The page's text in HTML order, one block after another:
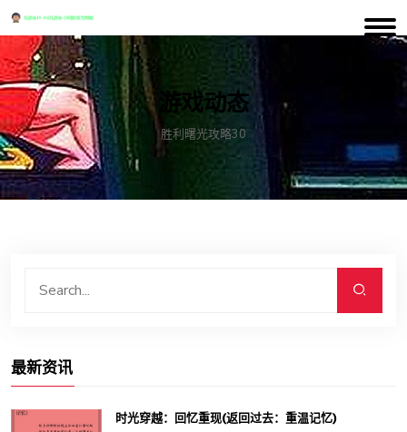
游戏动态
胜利曙光攻略30
最新资讯
时光穿越：回忆重现(返回过去：重温记忆)